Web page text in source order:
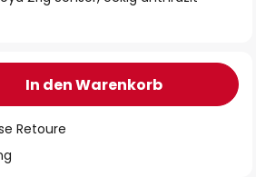
In den Warenkorb
Retoure